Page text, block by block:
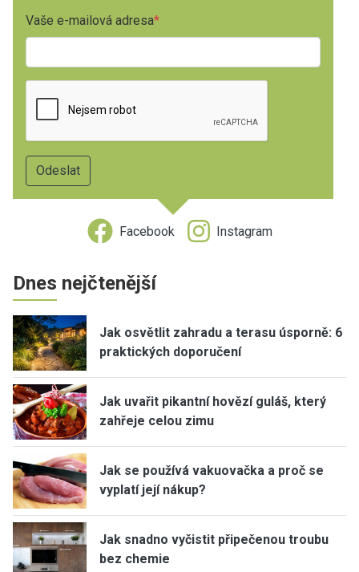
Vaše e-mailová adresa
Facebook Instagram
Dnes nejčtenější
Jak osvětlit zahradu a terasu úsporně: 6
praktických doporučení
Jak uvařit pikantní hovězí guláš, který
zahřeje celou zimu
Jak se používá vakuovačka a proč se
vyplatí její nákup?
Jak snadno vyčistit připečenou troubu
bez chemie